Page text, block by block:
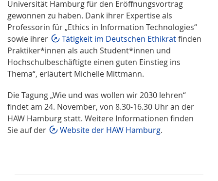
Universität Hamburg für den Eröffnungsvortrag
gewonnen zu haben. Dank ihrer Expertise als
Professorin für „Ethics in Information Technologies“
sowie ihrer
Tätigkeit im Deutschen Ethikratfinden
Praktiker*innen als auch Student*innen und
Hochschulbeschäftigte einen guten Einstieg ins
Thema“, erläutert Michelle Mittmann.
Die Tagung „Wie und was wollen wir 2030 lehren“
findet am 24. November, von 8.30-16.30 Uhr an der
HAW Hamburg statt. Weitere Informationen finden
Sie auf der
Website der HAW Hamburg.